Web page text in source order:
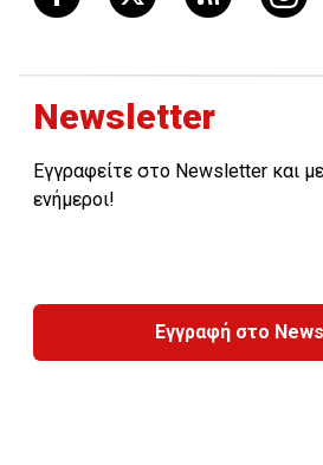
Newsletter
Εγγραφείτε στο Newsletter και
ενήμεροι!
Εγγραφή στο